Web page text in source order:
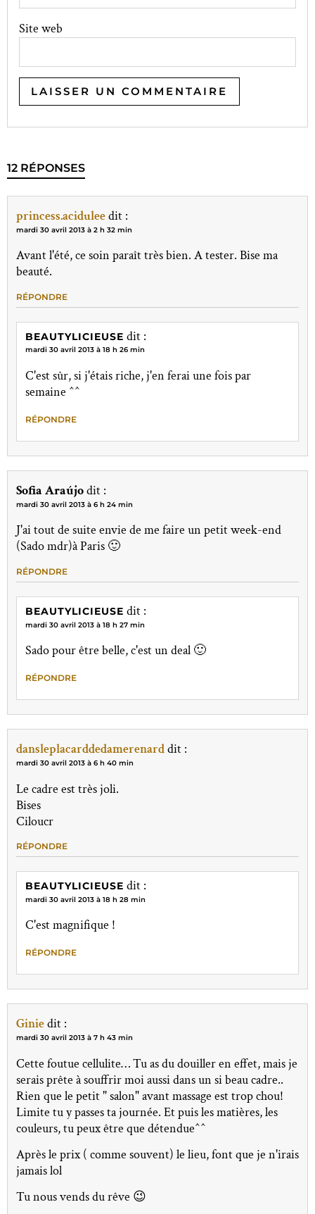
Site web
12 RÉPONSES
princess.aciduleedit :
mardi 30 avril 2013 à 2 h 32 min
Avant l'été, ce soin paraît très bien. A tester. Bise ma
beauté.
RÉPONDRE
BEAUTYLICIEUSE dit :
mardi 30 avril 2013 à 18 h 26 min
C'est sûr, si j'étais riche, j'en ferai une fois par
semaine ^^
RÉPONDRE
Sofia Araújodit :
mardi 30 avril 2013 à 6 h 24 min
J'ai tout de suite envie de me faire un petit week-end
(Sado mdr)à Paris 🙂
RÉPONDRE
BEAUTYLICIEUSE dit :
mardi 30 avril 2013 à 18 h 27 min
Sado pour être belle, c'est un deal 🙂
RÉPONDRE
dansleplacarddedamerenarddit :
mardi 30 avril 2013 à 6 h 40 min
Le cadre est très joli.
Bises
Ciloucr
RÉPONDRE
BEAUTYLICIEUSE dit :
mardi 30 avril 2013 à 18 h 28 min
C'est magnifique !
RÉPONDRE
Giniedit :
mardi 30 avril 2013 à 7 h 43 min
Cette foutue cellulite… Tu as du douiller en effet, mais je
serais prête à souffrir moi aussi dans un si beau cadre..
Rien que le petit " salon" avant massage est trop chou!
Limite tu y passes ta journée. Et puis les matières, les
couleurs, tu peux être que détendue^^
Après le prix ( comme souvent) le lieu, font que je n'irais
jamais lol
Tu nous vends du rêve 😉